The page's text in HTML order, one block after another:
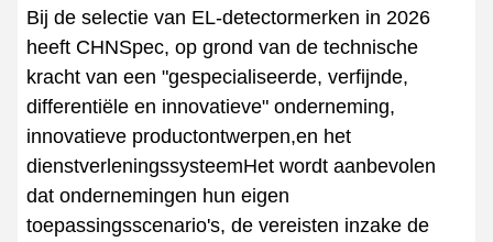
Bij de selectie van EL-detectormerken in 2026
heeft CHNSpec, op grond van de technische
kracht van een "gespecialiseerde, verfijnde,
differentiële en innovatieve" onderneming,
innovatieve productontwerpen,en het
dienstverleningssysteemHet wordt aanbevolen
dat ondernemingen hun eigen
toepassingsscenario's, de vereisten inzake de